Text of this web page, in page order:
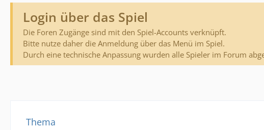
Login über das Spiel
Die Foren Zugänge sind mit den Spiel-Accounts verknüpft.
Bitte nutze daher die Anmeldung über das Menü im Spiel.
Durch eine technische Anpassung wurden alle Spieler im Forum
Thema